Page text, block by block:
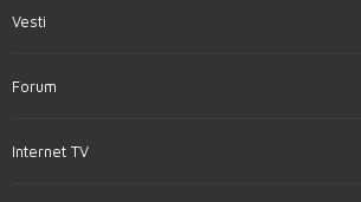
Vesti
Forum
Internet TV